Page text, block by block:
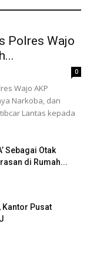
Polres Wajo
0
Wajo AKP
Narkoba, dan
Lantas kepada
Sebagai Otak
di Rumah...
Kantor Pusat